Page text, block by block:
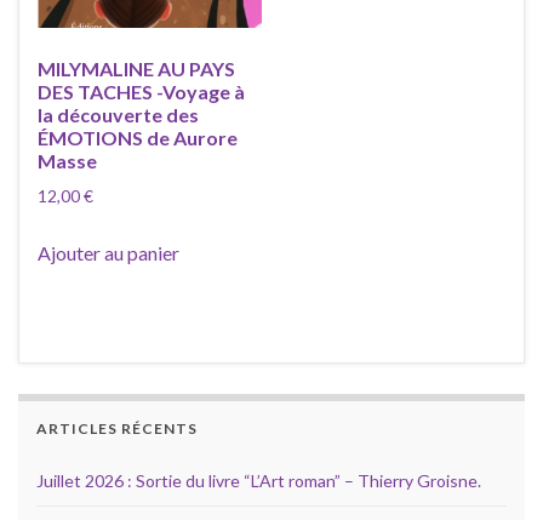
MILYMALINE AU PAYS
DES TACHES -Voyage à
la découverte des
ÉMOTIONS de Aurore
Masse
12,00€
Ajouter au panier
ARTICLES RÉCENTS
Juillet 2026 : Sortie du livre “L’Art roman” – Thierry Groisne.